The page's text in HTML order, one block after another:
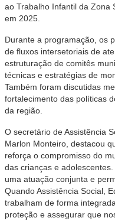
ao Trabalho Infantil da Zona
em 2025.
Durante a programação, os
de fluxos intersetoriais de
estruturação de comitês
técnicas e estratégias de
Também foram discutidas
fortalecimento das políticas
da região.
O secretário de Assistência
Marlon Monteiro, destacou
reforça o compromisso do
das crianças e
uma atuação conjunta e
Quando Assistência Social,
trabalham de forma
proteção e assegurar que